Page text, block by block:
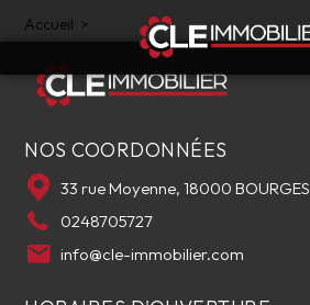
Accueil >
NOS COORDONNÉES
33 rue Moyenne, 18000 BOURGES
0248705727
info@cle-immobilier.com